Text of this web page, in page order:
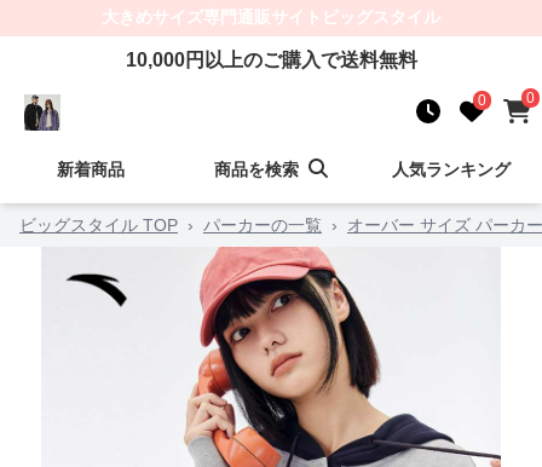
大きめサイズ専門通販サイト ビッグスタイル
10,000円以上のご購入で送料無料
0 0
新着商品 商品を検索 人気ランキング
ビッグスタイル TOP › パーカーの一覧 › オーバー サイズ パーカ